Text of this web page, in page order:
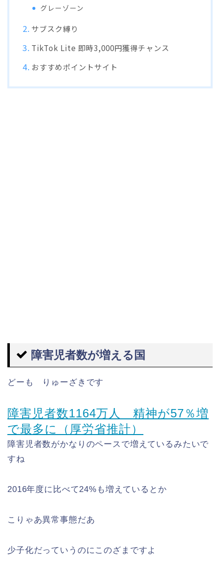
グレーゾーン
サブスク縛り
TikTok Lite 即時3,000円獲得チャンス
おすすめポイントサイト
障害児者数が増える国
どーも りゅーざきです
障害児者数1164万人 精神が57％増
で最多に（厚労省推計）
障害児者数がかなりのペースで増えているみたいで
すね
2016年度に比べて24%も増えているとか
こりゃあ異常事態だあ
少子化だっていうのにこのざまですよ